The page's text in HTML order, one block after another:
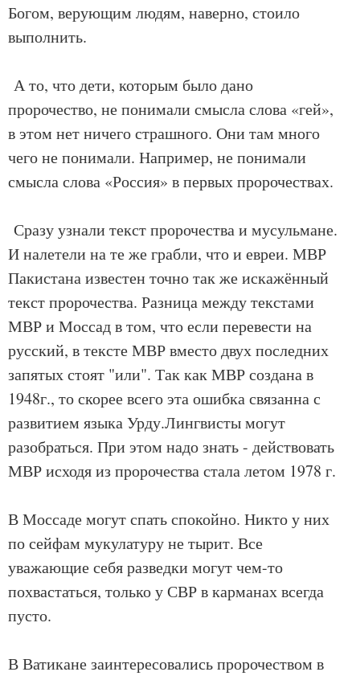
Богом, верующим людям, наверно, стоило
выполнить.
А то, что дети, которым было дано
пророчество, не понимали смысла слова «гей»,
в этом нет ничего страшного. Они там много
чего не понимали. Например, не понимали
смысла слова «Россия» в первых пророчествах.
Сразу узнали текст пророчества и мусульмане.
И налетели на те же грабли, что и евреи. МВР
Пакистана известен точно так же искажённый
текст пророчества. Разница между текстами
МВР и Моссад в том, что если перевести на
русский, в тексте МВР вместо двух последних
запятых стоят "или". Так как МВР создана в
1948г., то скорее всего эта ошибка связанна с
развитием языка Урду.Лингвисты могут
разобраться. При этом надо знать - действовать
МВР исходя из пророчества стала летом 1978 г.
В Моссаде могут спать спокойно. Никто у них
по сейфам мукулатуру не тырит. Все
уважающие себя разведки могут чем-то
похвастаться, только у СВР в карманах всегда
пусто.
В Ватикане заинтересовались пророчеством в